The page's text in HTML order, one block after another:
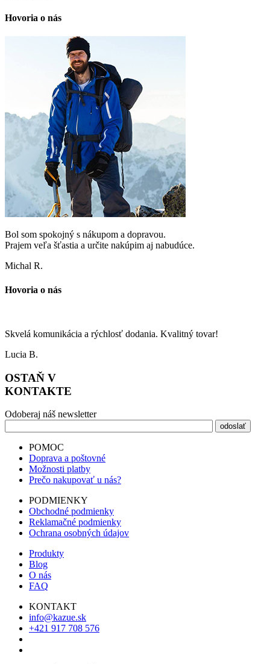
Hovoria o nás
Bol som spokojný s nákupom a dopravou.
Prajem veľa šťastia a určite nakúpim aj nabudúce.
Michal R.
Hovoria o nás
Skvelá komunikácia a rýchlosť dodania. Kvalitný tovar!
Lucia B.
OSTAŇ V
KONTAKTE
Odoberaj náš newsletter
POMOC
Doprava a poštovné
Možnosti platby
Prečo nakupovať u nás?
PODMIENKY
Obchodné podmienky
Reklamačné podmienky
Ochrana osobných údajov
Produkty
Blog
O nás
FAQ
KONTAKT
info@kazue.sk
+421 917 708 576